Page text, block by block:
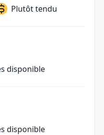
Plutôt tendu
disponible
disponible